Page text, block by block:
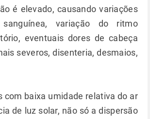
é elevado, causando variações
variação do ritmo
eventuais dores de cabeça
severos, disenteria, desmaios,
com baixa umidade relativa do ar
de luz solar, não só a dispersão